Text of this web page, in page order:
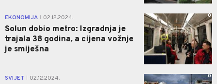
EKONOMIJA 02.12.2024.
Solun dobio metro: Izgradnja je
trajala 38 godina, a cijena vožnje
je smiješna
0
SVIJET 02.12.2024. 0